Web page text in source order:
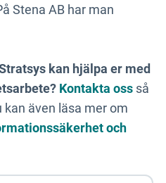
Stena AB har man
kan hjälpa er med
Kontakta ossså
kan även läsa mer om
och